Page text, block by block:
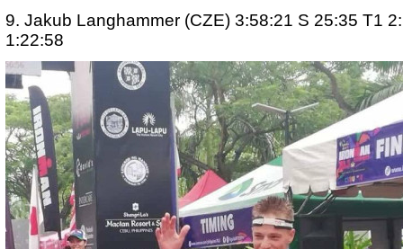
9. Jakub Langhammer (CZE) 3:58:21 S 25:35 T1
1:22:58